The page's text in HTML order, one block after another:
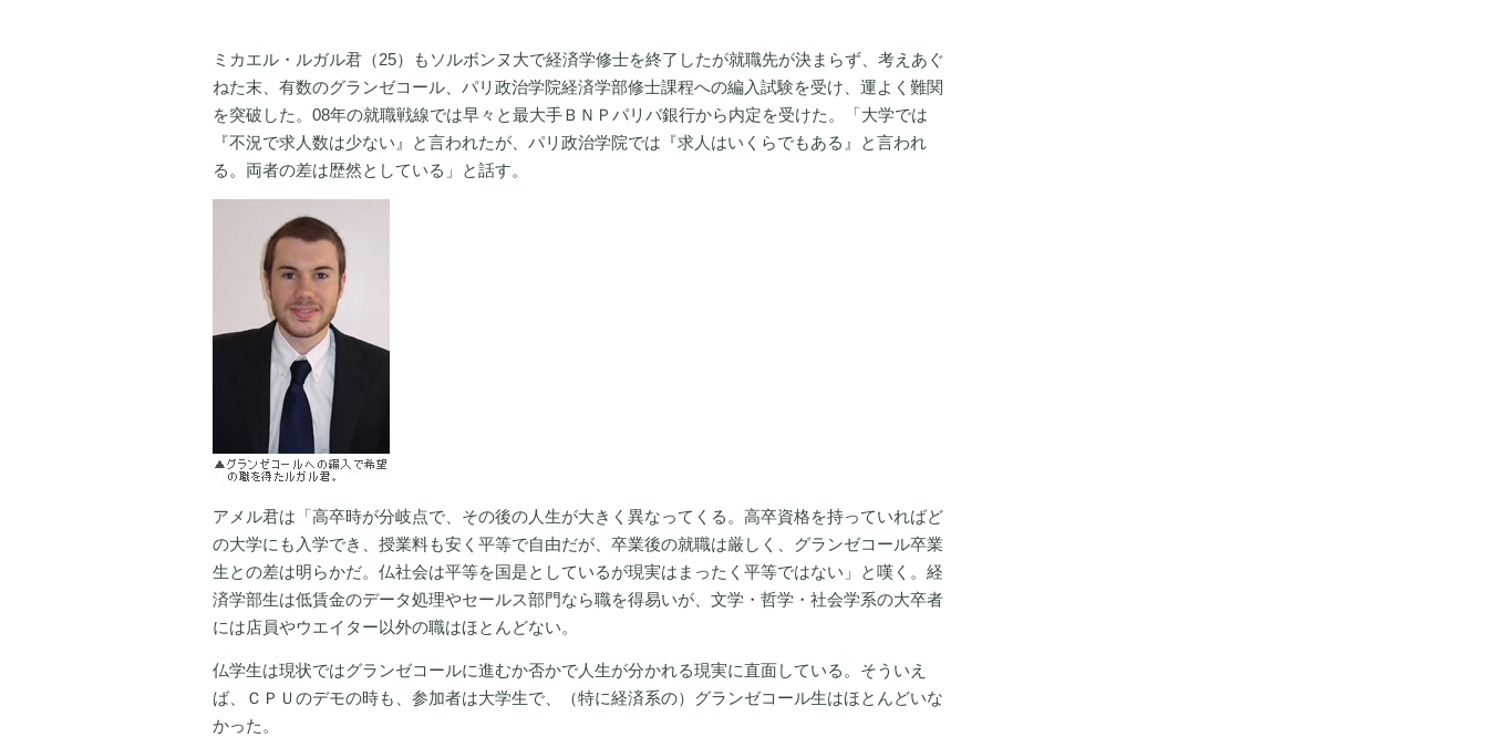
ミカエル・ルガル君（25）もソルボンヌ大で経済学修士を終了したが就職先が決まらず、考えあぐ
ねた末、有数のグランゼコール、パリ政治学院経済学部修士課程への編入試験を受け、運よく難関
を突破した。08年の就職戦線では早々と最大手ＢＮＰパリバ銀行から内定を受けた。「大学では
『不況で求人数は少ない』と言われたが、パリ政治学院では『求人はいくらでもある』と言われ
る。両者の差は歴然としている」と話す。
アメル君は「高卒時が分岐点で、その後の人生が大きく異なってくる。高卒資格を持っていればど
の大学にも入学でき、授業料も安く平等で自由だが、卒業後の就職は厳しく、グランゼコール卒業
生との差は明らかだ。仏社会は平等を国是としているが現実はまったく平等ではない」と嘆く。経
済学部生は低賃金のデータ処理やセールス部門なら職を得易いが、文学・哲学・社会学系の大卒者
には店員やウエイター以外の職はほとんどない。
仏学生は現状ではグランゼコールに進むか否かで人生が分かれる現実に直面している。そういえ
ば、ＣＰＵのデモの時も、参加者は大学生で、（特に経済系の）グランゼコール生はほとんどいな
かった。